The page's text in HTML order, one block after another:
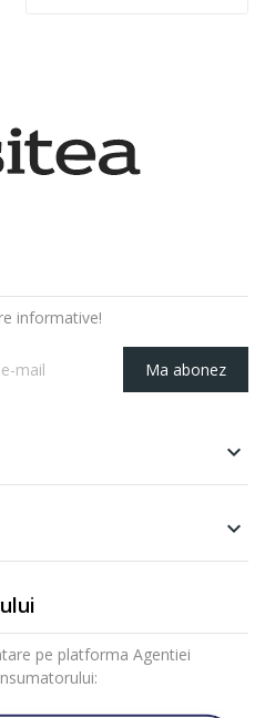
informative!
Ma abonez


pe platforma Agentiei